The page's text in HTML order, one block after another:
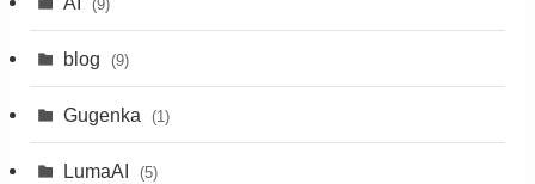
(9)
blog (9)
Gugenka (1)
LumaAI (5)